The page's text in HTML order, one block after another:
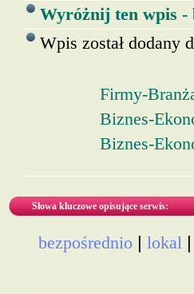
Wyróżnij ten wpis -
Wpis został dodany
Firmy-
Biznes-
Biznes-
Słowa kluczowe opisujące serwis:
bezpośrednio |lokal